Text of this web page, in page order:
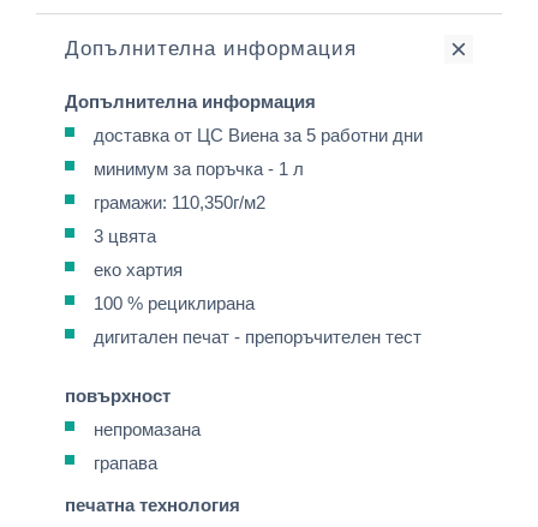
Допълнителна информация
Допълнителна информация
доставка от ЦС Виена за 5 работни дни
минимум за поръчка - 1 л
грамажи: 110,350г/м2
3 цвята
еко хартия
100 % рециклирана
дигитален печат - препоръчителен тест
повърхност
непромазана
грапава
печатна технология